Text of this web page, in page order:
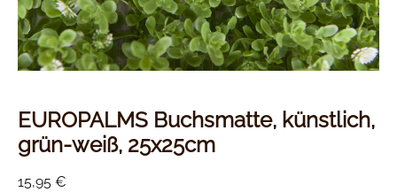
EUROPALMS Buchsmatte, künstlich,
grün-weiß, 25x25cm
15,95 €